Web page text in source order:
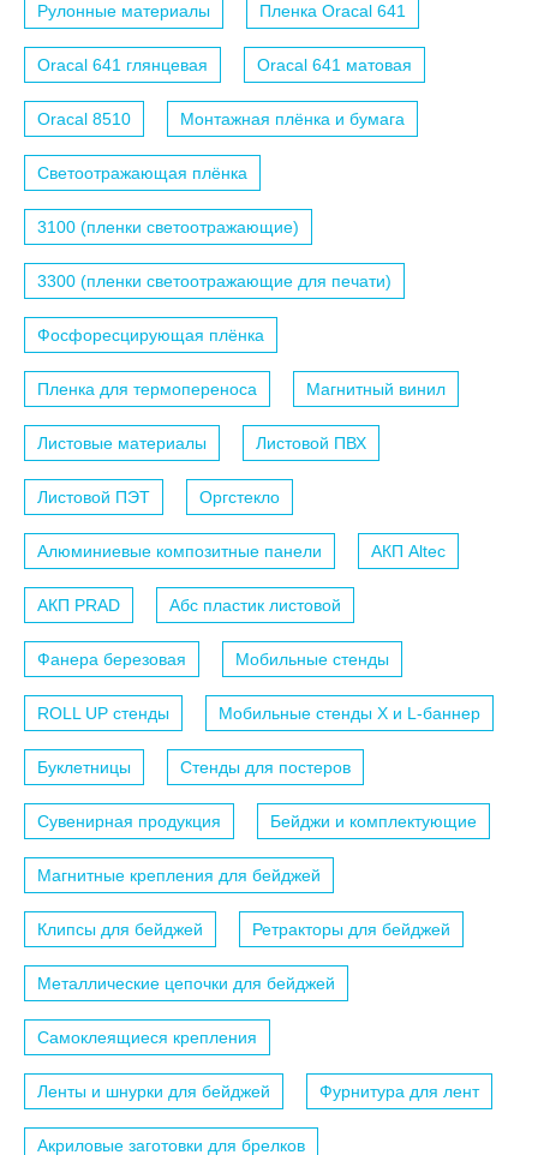
Рулонные материалы Пленка Oracal 641
Oracal 641 глянцевая Oracal 641 матовая
Oracal 8510 Монтажная плёнка и бумага
Светоотражающая плёнка
3100 (пленки светоотражающие)
3300 (пленки светоотражающие для печати)
Фосфоресцирующая плёнка
Пленка для термопереноса Магнитный винил
Листовые материалы Листовой ПВХ
Листовой ПЭТ Оргстекло
Алюминиевые композитные панели АКП Altec
АКП PRAD Абс пластик листовой
Фанера березовая Мобильные стенды
ROLL UP стенды Мобильные стенды X и L-баннер
Буклетницы Стенды для постеров
Сувенирная продукция Бейджи и комплектующие
Магнитные крепления для бейджей
Клипсы для бейджей Ретракторы для бейджей
Металлические цепочки для бейджей
Самоклеящиеся крепления
Ленты и шнурки для бейджей Фурнитура для лент
Акриловые заготовки для брелков